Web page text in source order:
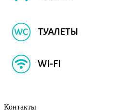
Контакты